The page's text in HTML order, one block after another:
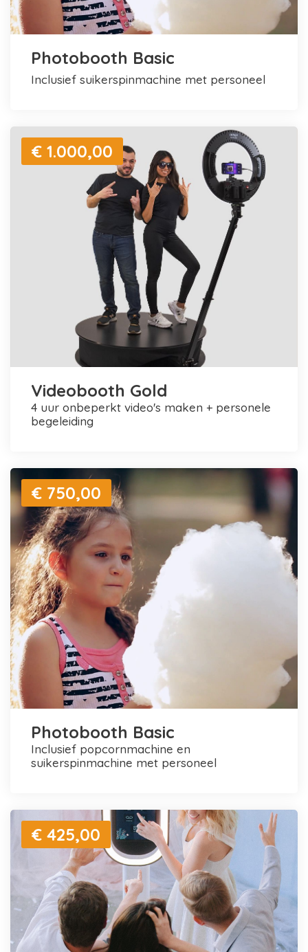
Photobooth Basic
inclusief suikerspinmachine met personeel
€ 1.000,00
Videobooth Gold
4 uur onbeperkt video's maken + personele
begeleiding
€ 750,00
Photobooth Basic
inclusief popcornmachine en
suikerspinmachine met personeel
€ 425,00